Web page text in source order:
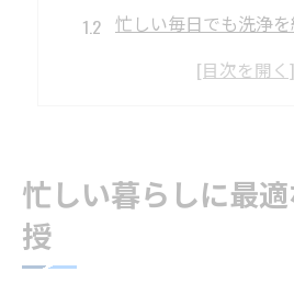
忙しい毎日でも洗浄
洗浄の手間を減らすア
洗浄で清潔な日常を
忙しい暮らしに最
授